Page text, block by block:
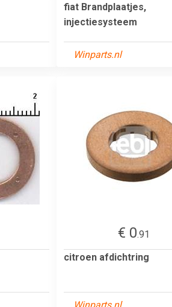
fiat Brandplaatjes,
injectiesysteem
Winparts.nl
€ 0.91
citroen afdichtring
Winparts.nl